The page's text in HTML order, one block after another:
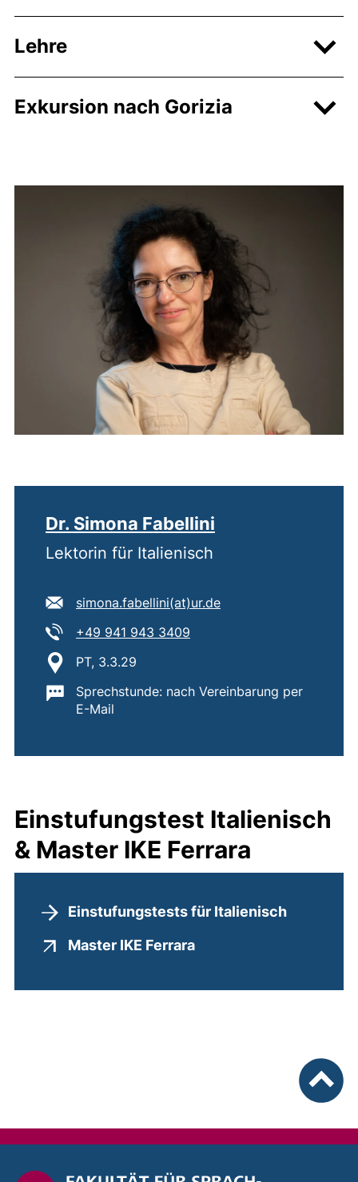
Lehre
Exkursion nach Gorizia
Dr. Simona Fabellini
Lektorin für Italienisch
E-Mail Adresse:
simona.fabellini​(at)​ur.de(öffnet Ihr E-Mail-
Tel:
+49 941 943 3409
Standort:
PT, 3.3.29
Wichtige Informationen:
Sprechstunde: nach Vereinbarung per
E-Mail
Einstufungstest Italienisch
& Master IKE Ferrara
Einstufungstests für Italienisch
Master IKE Ferrara(externer Link, öffnet